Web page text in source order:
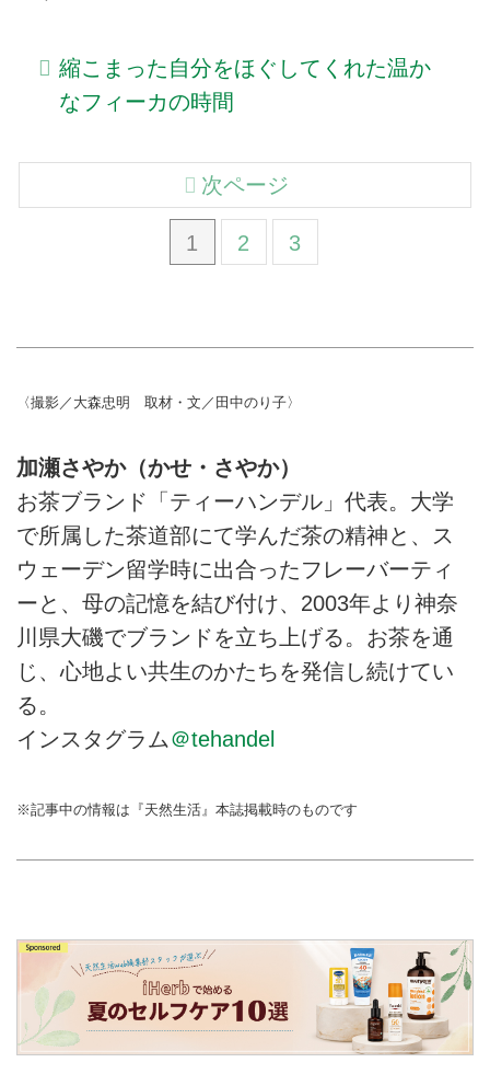
縮こまった自分をほぐしてくれた温か
なフィーカの時間
1 2 3
次ページ
〈撮影／大森忠明 取材・文／田中のり子〉
加瀬さやか（かせ・さやか）
お茶ブランド「ティーハンデル」代表。大学
で所属した茶道部にて学んだ茶の精神と、ス
ウェーデン留学時に出合ったフレーバーティ
ーと、母の記憶を結び付け、2003年より神奈
川県大磯でブランドを立ち上げる。お茶を通
じ、心地よい共生のかたちを発信し続けてい
る。
インスタグラム＠tehandel
※記事中の情報は『天然生活』本誌掲載時のものです